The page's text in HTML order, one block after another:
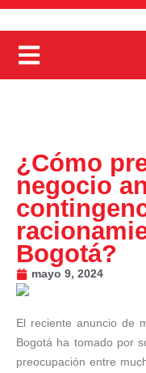
¿Cómo
negocio
Bogotá?
mayo 9, 2024
El reciente anuncio de
Bogotá ha tomado por
preocupación entre